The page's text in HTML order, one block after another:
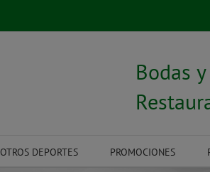
Bodas
OTROS DEPORTES PROMOCIONES